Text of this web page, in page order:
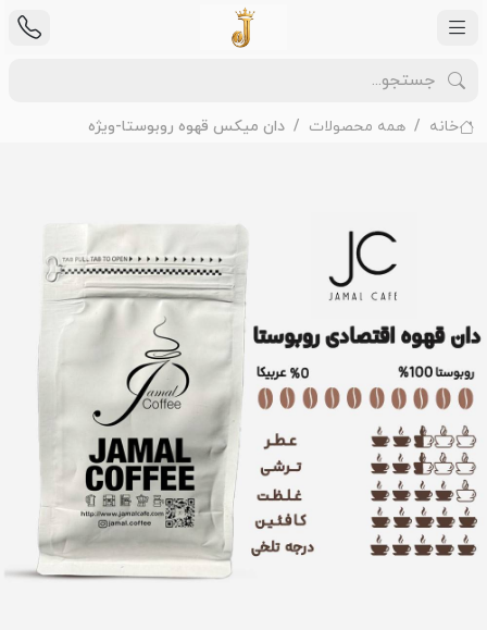
خانه همه محصولات دان میکس قهوه روبوستا-ویژه